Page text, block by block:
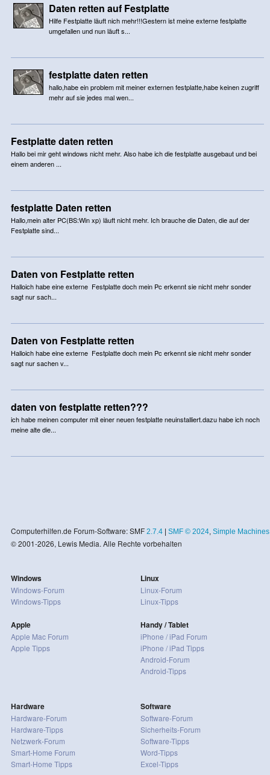
Daten retten auf Festplatte
Hilfe Festplatte läuft nich mehr!!!Gestern ist meine externe festplatte
umgefallen und nun läuft s...
festplatte daten retten
hallo,habe ein problem mit meiner externen festplatte,habe keinen zugriff
mehr auf sie jedes mal wen...
Festplatte daten retten
Hallo bei mir geht windows nicht mehr. Also habe ich die festplatte ausgebaut und bei
einem anderen ...
festplatte Daten retten
Hallo,mein alter PC(BS:Win xp) läuft nicht mehr. Ich brauche die Daten, die auf der
Festplatte sind...
Daten von Festplatte retten
Halloich habe eine externe Festplatte doch mein Pc erkennt sie nicht mehr sonder
sagt nur sach...
Daten von Festplatte retten
Halloich habe eine externe Festplatte doch mein Pc erkennt sie nicht mehr sonder
sagt nur sachen v...
daten von festplatte retten???
ich habe meinen computer mit einer neuen festplatte neuinstalliert.dazu habe ich noch
meine alte die...
Computerhilfen.de Forum-Software: SMF 2.7.4| SMF © 2024, Simple Machines
© 2001-2026, Lewis Media. Alle Rechte vorbehalten
Windows
Windows-Forum
Windows-Tipps
Apple
Apple Mac Forum
Apple Tipps
Linux
Linux-Forum
Linux-Tipps
Handy / Tablet
iPhone / iPad Forum
iPhone / iPad Tipps
Android-Forum
Android-Tipps
Hardware
Hardware-Forum
Hardware-Tipps
Netzwerk-Forum
Smart-Home Forum
Smart-Home Tipps
Software
Software-Forum
Sicherheits-Forum
Software-Tipps
Word-Tipps
Excel-Tipps